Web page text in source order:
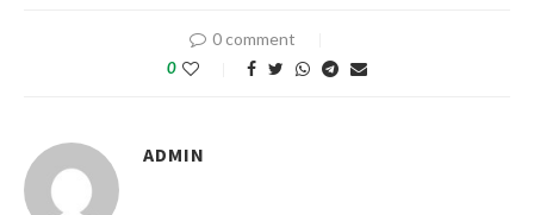
0 comment
0
ADMIN